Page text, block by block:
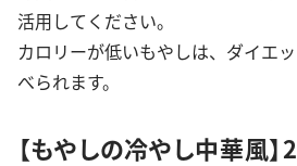
活用してください。
カロリーが低いもやしは、ダイエ
べられます。
【もやしの冷やし中華風】